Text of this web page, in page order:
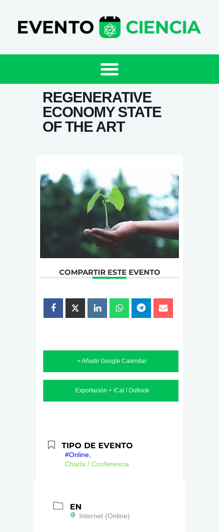
REGENERATIVE
ECONOMY STATE
OF THE ART
COMPARTIR ESTE EVENTO
+ Añadir Google Calendar
Exportación + iCal / Outlook
TIPO DE EVENTO
#Online,
Charla / Conferencia
EN
Internet (Online)